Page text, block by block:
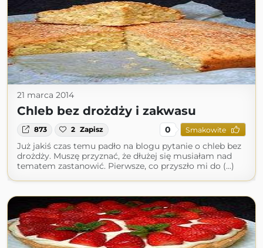
21 marca 2014
Chleb bez drożdży i zakwasu
873 2 Zapisz 0 Smakowite
Już jakiś czas temu padło na blogu pytanie o chleb bez
drożdży. Muszę przyznać, że dłużej się musiałam nad
tematem zastanowić. Pierwsze, co przyszło mi do (...)